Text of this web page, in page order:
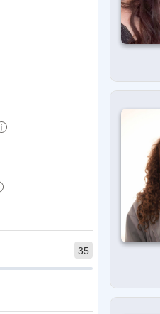
35